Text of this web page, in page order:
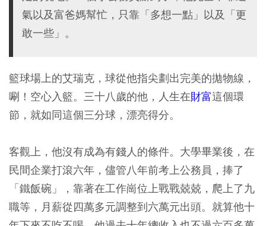
氣以及富爸媽幫忙，只靠「多想一點」以及「更
敢一些」。
籃球場上的艾瑞克，球從他指尖劃出完美的拋物線，
唰！空心入籃。三十八歲的他，人生在財富這個環
節，就如同這個三分球，漂亮得分。
客觀上，他沒有成為有錢人的條件。大學畢業後，在
民間企業打滾六年，儘管八年前考上公務員，捧了
「鐵飯碗」，靠著在工作崗位上戰戰兢兢，爬上了九
職等，月薪從四萬多元調整到六萬元出頭。就算他十